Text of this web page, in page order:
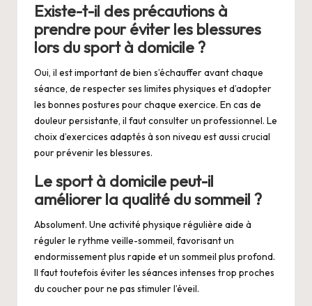
Existe-t-il des précautions à
prendre pour éviter les blessures
lors du sport à domicile ?
Oui, il est important de bien s’échauffer avant chaque
séance, de respecter ses limites physiques et d’adopter
les bonnes postures pour chaque exercice. En cas de
douleur persistante, il faut consulter un professionnel. Le
choix d’exercices adaptés à son niveau est aussi crucial
pour prévenir les blessures.
Le sport à domicile peut-il
améliorer la qualité du sommeil ?
Absolument. Une activité physique régulière aide à
réguler le rythme veille-sommeil, favorisant un
endormissement plus rapide et un sommeil plus profond.
Il faut toutefois éviter les séances intenses trop proches
du coucher pour ne pas stimuler l’éveil.